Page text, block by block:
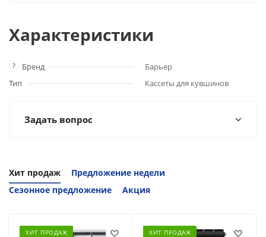
Характеристики
? Бренд
Барьер
Тип
Кассеты для кувшинов
Задать вопрос
Хит продаж
Предложение недели
Сезонное предложение
Акция
ХИТ ПРОДАЖ ХИТ ПРОДАЖ